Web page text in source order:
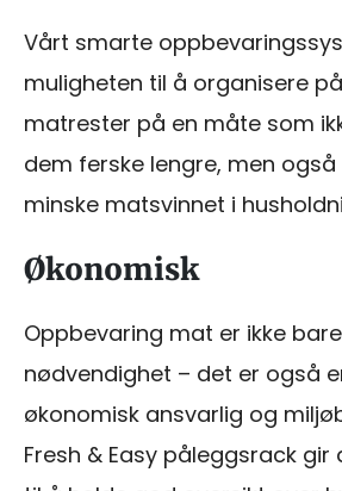
Vårt smarte
muligheten til å organisere
matrester på en måte som
dem ferske lengre, men
minske matsvinnet i
Økonomisk
Oppbevaring mat er ikke
nødvendighet – det er også
økonomisk ansvarlig og
Fresh & Easy påleggsrack